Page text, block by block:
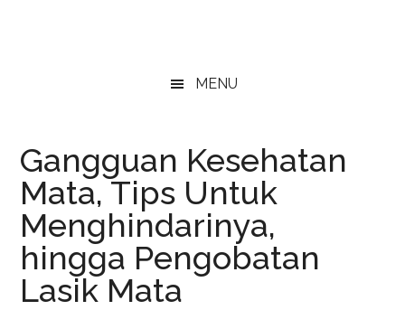
MENU
Gangguan Kesehatan
Mata, Tips Untuk
Menghindarinya,
hingga Pengobatan
Lasik Mata